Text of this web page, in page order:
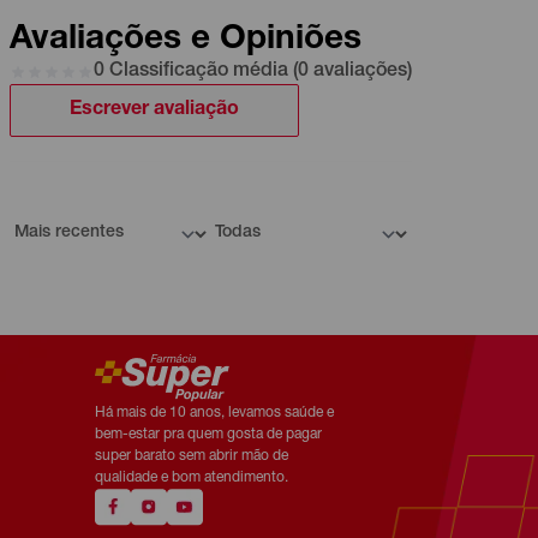
Avaliações e Opiniões
0 Classificação média (0 avaliações)
Escrever avaliação
Há mais de 10 anos, levamos saúde e
bem-estar pra quem gosta de pagar
super barato sem abrir mão de
qualidade e bom atendimento.